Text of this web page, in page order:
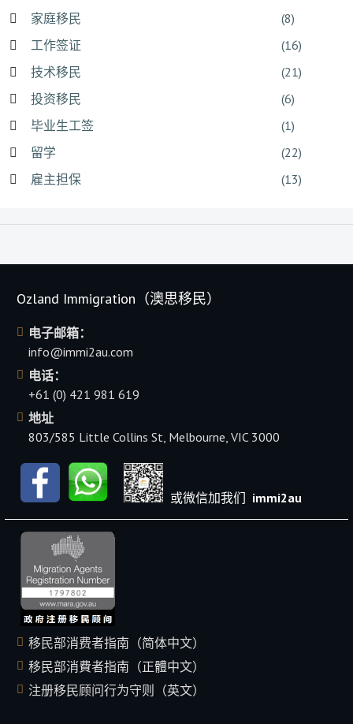
家庭移民
(8)
工作签证
(16)
技术移民
(21)
投资移民
(6)
毕业生工签
(1)
留学
(22)
雇主担保
(13)
Ozland Immigration（澳思移民）
电子邮箱：
info@immi2au.com
电话：
+61 (0) 421 981 619
地址
803/585 Little Collins St, Melbourne, VIC 3000
或微信加我们 immi2au
移民部消费者指南（简体中文）
移民部消費者指南（正體中文）
注册移民顾问行为守则（英文）